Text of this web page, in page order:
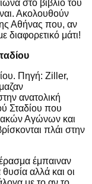
στο βιβλίο του
Ακολουθούν
Αθήνας που, αν
διαφορετικό μάτι!
Πηγή: Ziller,
ανατολική
Σταδίου που
Αγώνων και
πλάι στην
έμπαιναν
αλλά και οι